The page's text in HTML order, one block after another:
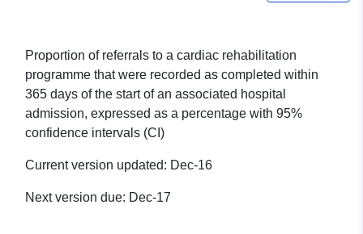
Proportion of referrals to a cardiac rehabilitation
programme that were recorded as completed within
365 days of the start of an associated hospital
admission, expressed as a percentage with 95%
confidence intervals (CI)
Current version updated: Dec-16
Next version due: Dec-17